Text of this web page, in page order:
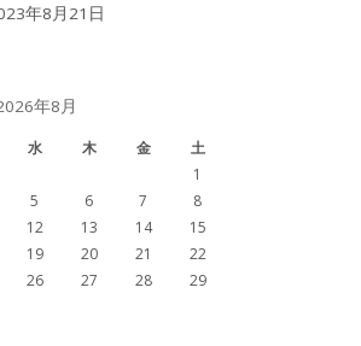
年8月21日
年8月
水 木 金
土
1
5 6 7
8
12 13 14
15
19 20 21
22
26 27 28
29